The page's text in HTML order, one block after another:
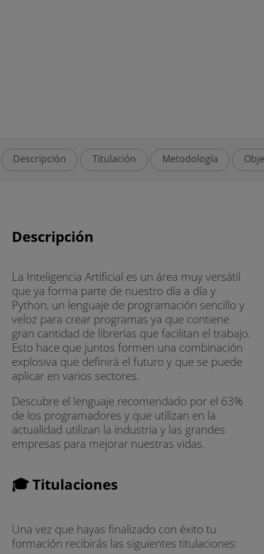
Descripción Titulación Metodología
Descripción
La Inteligencia Artificial es un área muy versátil
que ya forma parte de nuestro día a día y
Python, un lenguaje de programación sencillo y
veloz para crear programas ya que contiene
gran cantidad de librerías que facilitan el trabajo.
Esto hace que juntos formen una combinación
explosiva que definirá el futuro y que se puede
aplicar en varios sectores.
Descubre el lenguaje recomendado por el 63%
de los programadores y que utilizan en la
actualidad utilizan la industria y las grandes
empresas para mejorar nuestras vidas.
🎓 Titulaciones
Una vez que hayas finalizado con éxito tu
formación recibirás las siguientes titulaciones: